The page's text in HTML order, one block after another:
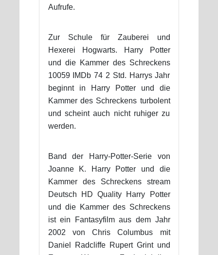
Aufrufe.
Zur Schule für Zauberei und
Hexerei Hogwarts. Harry Potter
und die Kammer des Schreckens
10059 IMDb 74 2 Std. Harrys Jahr
beginnt in Harry Potter und die
Kammer des Schreckens turbolent
und scheint auch nicht ruhiger zu
werden.
Band der Harry-Potter-Serie von
Joanne K. Harry Potter und die
Kammer des Schreckens stream
Deutsch HD Quality Harry Potter
und die Kammer des Schreckens
ist ein Fantasyfilm aus dem Jahr
2002 von Chris Columbus mit
Daniel Radcliffe Rupert Grint und